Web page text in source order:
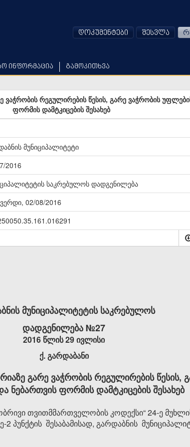
ინფორმაცია გამოკითხვა
დოკუმენტები შესვლა
ვაჭრობის რეგულირების წესის, გარე ვაჭრობის
ფორმის დამტკიცების შესახებ
მუნიციპალიტეტი
2016
საკრებულოს დადგენილება
02/08/2016
მუნიციპალიტეტის საკრებულოს
დადგენილება №27
2016 წლის 29 ივლისი
ქ. გარდაბანი
გარე ვაჭრობის რეგულირების წესის,
ნებართვის ფორმის დამტკიცების შესახებ
თვითმმართველობის კოდექსი“ 24-ე მუხლის
2 პუნქტის შესაბამისად, გარდაბნის